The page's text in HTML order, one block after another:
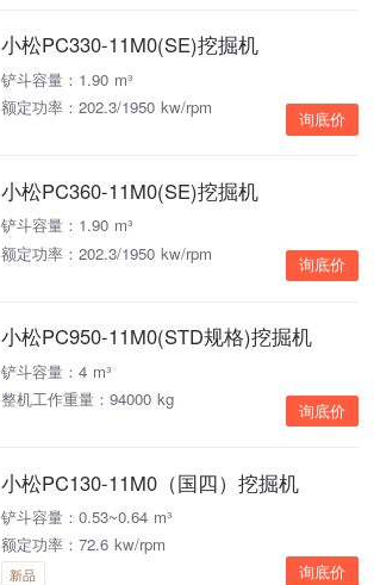
小松PC330-11M0(SE)挖掘机
铲斗容量：1.90 m³
额定功率：202.3/1950 kw/rpm
询底价
小松PC360-11M0(SE)挖掘机
铲斗容量：1.90 m³
额定功率：202.3/1950 kw/rpm
询底价
小松PC950-11M0(STD规格)挖掘机
铲斗容量：4 m³
整机工作重量：94000 kg
询底价
小松PC130-11M0（国四）挖掘机
铲斗容量：0.53~0.64 m³
额定功率：72.6 kw/rpm
新品 询底价